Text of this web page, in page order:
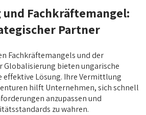
Fachkräftemangel:
Partner
Fachkräftemangels und der
Globalisierung bieten ungarische
Lösung. Ihre Vermittlung
hilft Unternehmen, sich schnell
anzupassen und
zu wahren.